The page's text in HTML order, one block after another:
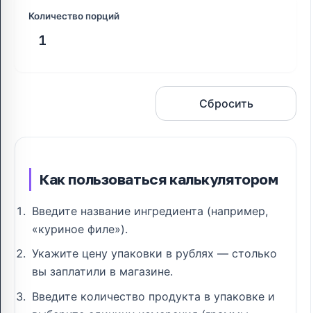
Количество порций
Сбросить
Как пользоваться калькулятором
Введите название ингредиента (например,
«куриное филе»).
Укажите цену упаковки в рублях — столько
вы заплатили в магазине.
Введите количество продукта в упаковке и